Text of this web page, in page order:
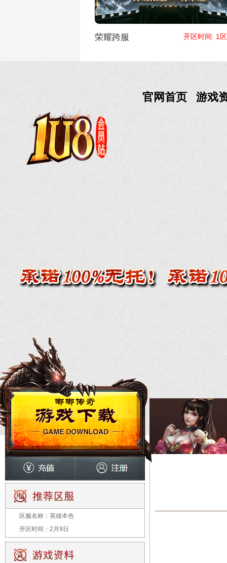
官网首页 游戏
区服名称： 英雄本色
开区时间： 2月9日